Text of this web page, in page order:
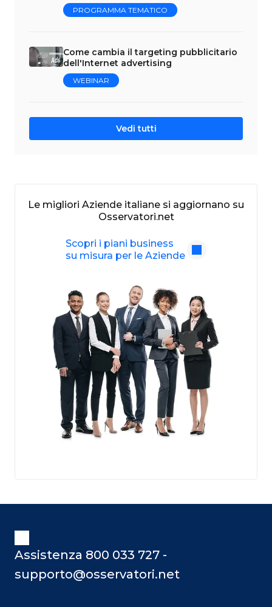
PROGRAMMA TEMATICO
Come cambia il targeting pubblicitario
dell'Internet advertising
WEBINAR
Vedi tutti
Le migliori Aziende italiane si aggiornano su
Osservatori.net
Scopri i piani business
su misura per le Aziende
Assistenza 800 033 727 -
supporto@osservatori.net